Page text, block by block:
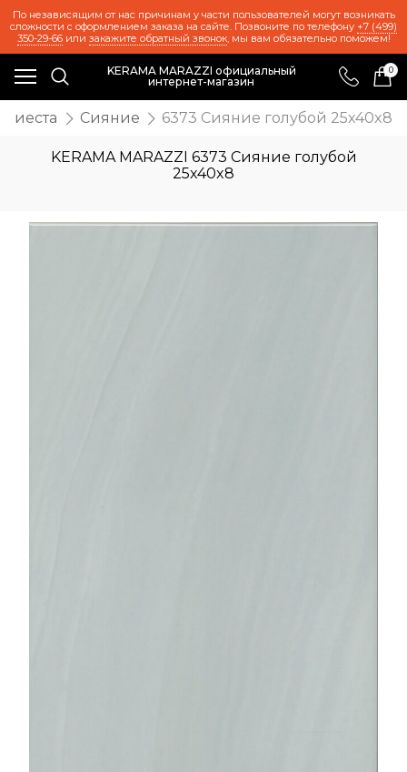
По независящим от нас причинам у части пользователей могут возникать
сложности с оформлением заказа на сайте. Позвоните по телефону +7 (499)
350-29-66или закажите обратный звонок, мы вам обязательно поможем!
KERAMA MARAZZI официальный
интернет-магазин
0
Сияние 6373 Сияние голубой 25x40x8
KERAMA MARAZZI 6373 Сияние голубой
25x40x8